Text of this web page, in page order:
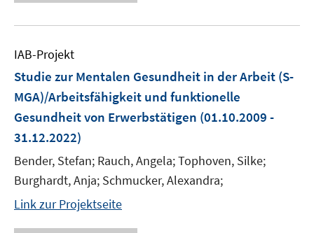
IAB-Projekt
Studie zur Mentalen Gesundheit in der Arbeit (S-
MGA)/Arbeitsfähigkeit und funktionelle
Gesundheit von Erwerbstätigen (01.10.2009 -
31.12.2022)
Bender, Stefan; Rauch, Angela; Tophoven, Silke;
Burghardt, Anja; Schmucker, Alexandra;
Link zur Projektseite